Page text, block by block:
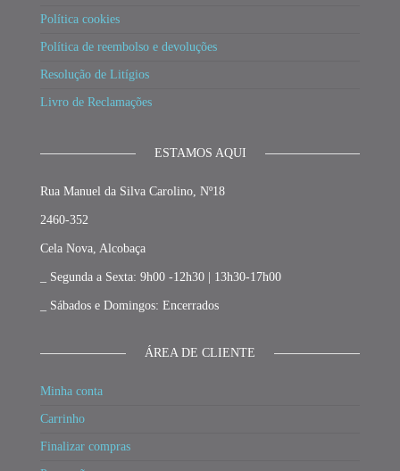
Política cookies
Política de reembolso e devoluções
Resolução de Litígios
Livro de Reclamações
ESTAMOS AQUI
Rua Manuel da Silva Carolino, Nº18
2460-352
Cela Nova, Alcobaça
_ Segunda a Sexta: 9h00 -12h30 | 13h30-17h00
_ Sábados e Domingos: Encerrados
ÁREA DE CLIENTE
Minha conta
Carrinho
Finalizar compras